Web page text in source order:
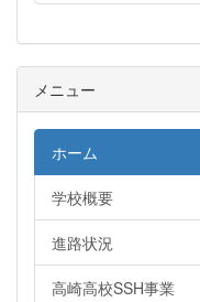
メニュー
ホーム
学校概要
進路状況
高崎高校SSH事業